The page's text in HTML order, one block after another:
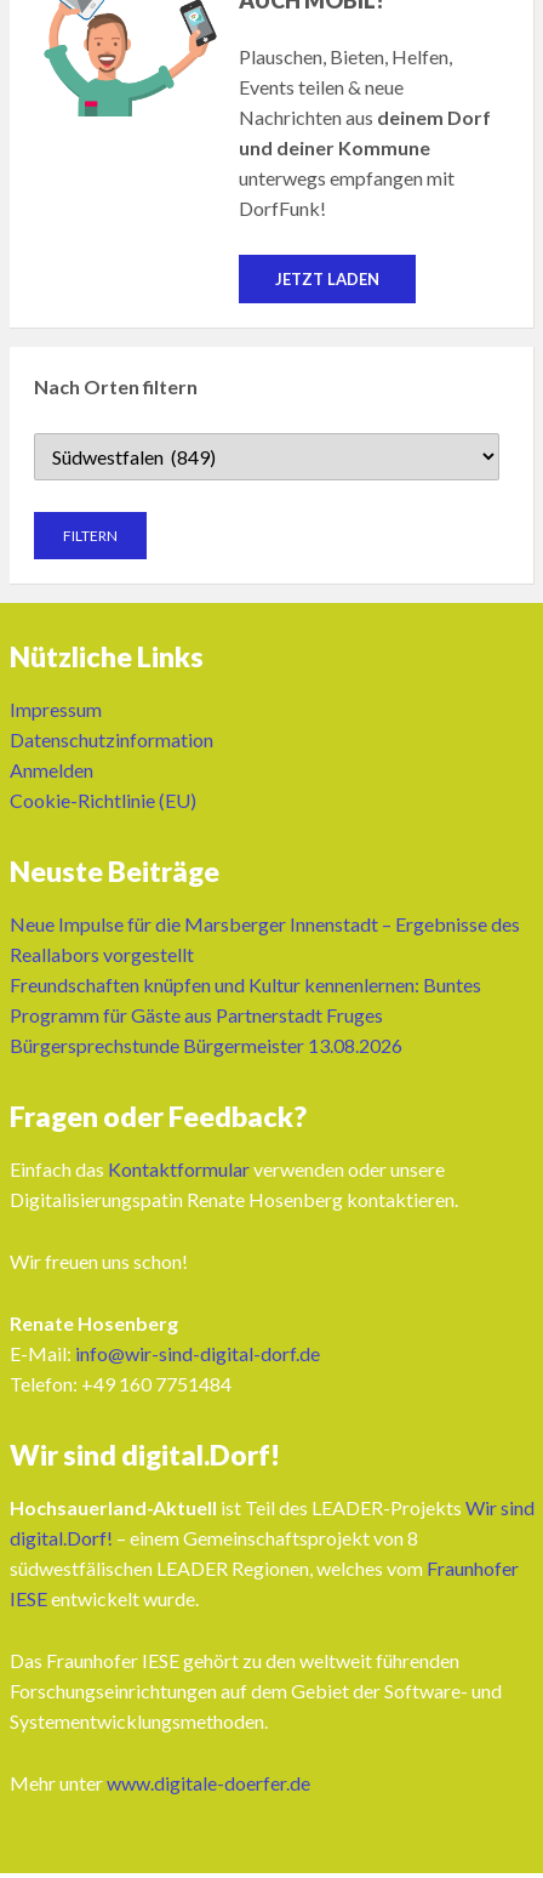
Plauschen, Bieten, Helfen,
Events teilen & neue
Nachrichten aus deinem Dorf
und deiner Kommune
unterwegs empfangen mit
DorfFunk!
JETZT LADEN
Nach Orten filtern
Nützliche Links
Impressum
Datenschutzinformation
Anmelden
Cookie-Richtlinie (EU)
Neuste Beiträge
Neue Impulse für die Marsberger Innenstadt – Ergebnisse des
Reallabors vorgestellt
Freundschaften knüpfen und Kultur kennenlernen: Buntes
Programm für Gäste aus Partnerstadt Fruges
Bürgersprechstunde Bürgermeister 13.08.2026
Fragen oder Feedback?
Einfach das Kontaktformularverwenden oder unsere
Digitalisierungspatin Renate Hosenberg kontaktieren.
Wir freuen uns schon!
Renate Hosenberg
E-Mail: info@wir-sind-digital-dorf.de
Telefon: ‭+49 160 7751484‬
Wir sind digital.Dorf!
Hochsauerland-Aktuell ist Teil des LEADER-Projekts Wir sind
digital.Dorf! – einem Gemeinschaftsprojekt von 8
südwestfälischen LEADER Regionen, welches vom Fraunhofer
IESEentwickelt wurde.
Das Fraunhofer IESE gehört zu den weltweit führenden
Forschungseinrichtungen auf dem Gebiet der Software- und
Systementwicklungsmethoden.
Mehr unterwww.digitale-doerfer.de